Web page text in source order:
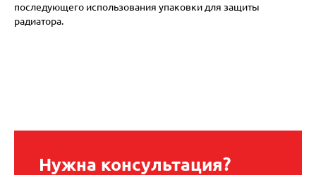
последующего использования упаковки для защиты
радиатора.
Нужна консультация?